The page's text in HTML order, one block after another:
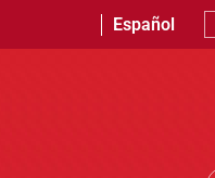
Español